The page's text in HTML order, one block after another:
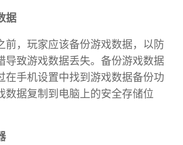
据
前，玩家应该备份游戏数据，以防
导致游戏数据丢失。备份游戏数据
在手机设置中找到游戏数据备份功
数据复制到电脑上的安全存储位